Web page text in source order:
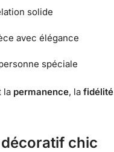
solide
avec élégance
spéciale
la permanence, la fidélité
chic